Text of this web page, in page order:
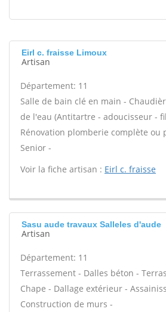
Eirl c. fraisse Limoux
Artisan
Département: 11
Salle de bain clé en main -
de l'eau (Antitartre - adoucisseur -
Rénovation plomberie complète ou
Senior -
Voir la fiche artisan : Eirl c. fraisse
Sasu aude travaux Salleles d'aude
Artisan
Département: 11
Terrassement - Dalles béton -
Chape - Dallage extérieur -
Construction de murs -